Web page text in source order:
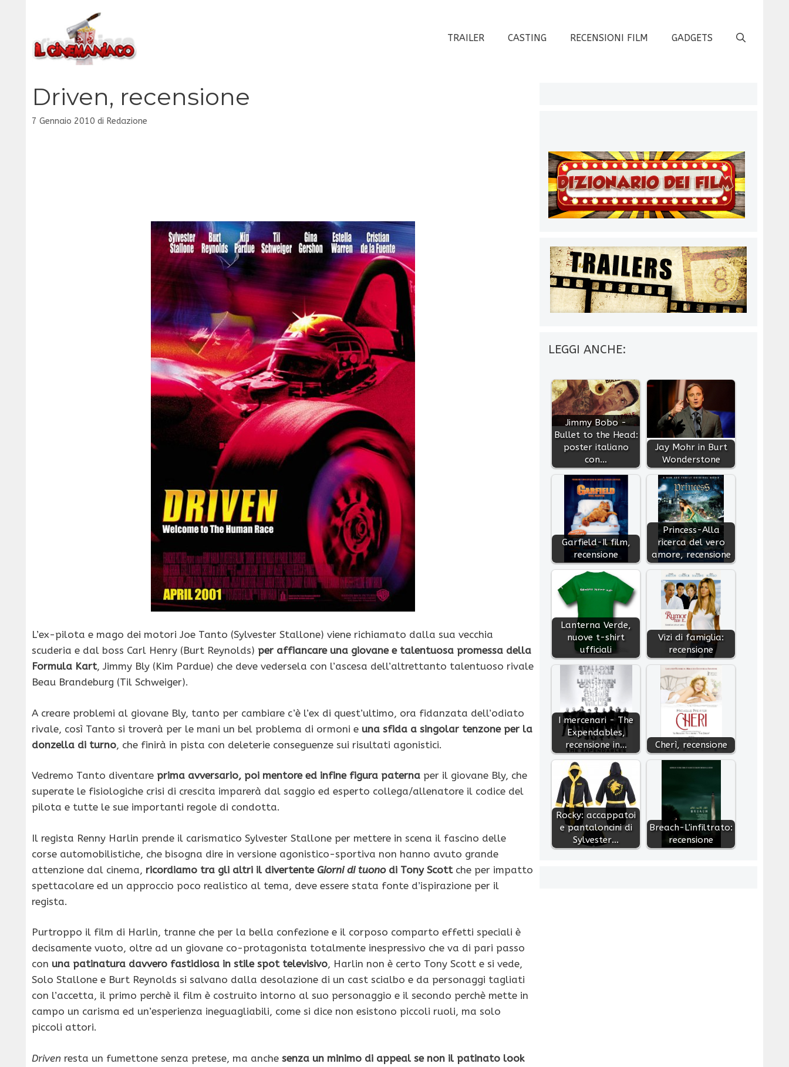
contenuto
TRAILER CASTING RECENSIONI FILM GADGETS
Driven, recensione
7 Gennaio 2010 di Redazione
L’ex-pilota e mago dei motori Joe Tanto (Sylvester Stallone) viene richiamato dalla sua vecchia
scuderia e dal boss Carl Henry (Burt Reynolds) per affiancare una giovane e talentuosa promessa della
Formula Kart, Jimmy Bly (Kim Pardue) che deve vedersela con l’ascesa dell’altrettanto talentuoso rivale
Beau Brandeburg (Til Schweiger).
A creare problemi al giovane Bly, tanto per cambiare c’è l’ex di quest’ultimo, ora fidanzata dell’odiato
rivale, così Tanto si troverà per le mani un bel problema di ormoni e una sfida a singolar tenzone per la
donzella di turno, che finirà in pista con deleterie conseguenze sui risultati agonistici.
Vedremo Tanto diventare prima avversario, poi mentore ed infine figura paterna per il giovane Bly, che
superate le fisiologiche crisi di crescita imparerà dal saggio ed esperto collega/allenatore il codice del
pilota e tutte le sue importanti regole di condotta.
Il regista Renny Harlin prende il carismatico Sylvester Stallone per mettere in scena il fascino delle
corse automobilistiche, che bisogna dire in versione agonistico-sportiva non hanno avuto grande
attenzione dal cinema, ricordiamo tra gli altri il divertente Giorni di tuonodi Tony Scottche per impatto
spettacolare ed un approccio poco realistico al tema, deve essere stata fonte d’ispirazione per il
regista.
Purtroppo il film di Harlin, tranne che per la bella confezione e il corposo comparto effetti speciali è
decisamente vuoto, oltre ad un giovane co-protagonista totalmente inespressivo che va di pari passo
con una patinatura davvero fastidiosa in stile spot televisivo, Harlin non è certo Tony Scott e si vede,
Solo Stallone e Burt Reynolds si salvano dalla desolazione di un cast scialbo e da personaggi tagliati
con l’accetta, il primo perchè il film è costruito intorno al suo personaggio e il secondo perchè mette in
campo un carisma ed un’esperienza ineguagliabili, come si dice non esistono piccoli ruoli, ma solo
piccoli attori.
Driven resta un fumettone senza pretese, ma anche senza un minimo di appeal se non il patinato look
LEGGI ANCHE:
Jimmy Bobo -
Bullet to the Head:
poster italiano
con…
Jay Mohr in Burt
Wonderstone
Garfield-Il film,
recensione
Princess-Alla
ricerca del vero
amore, recensione
Lanterna Verde,
nuove t-shirt
ufficiali
Vizi di famiglia:
recensione
I mercenari - The
Expendables,
recensione in…
Cherì, recensione
Rocky: accappatoi
e pantaloncini di
Sylvester…
Breach-L'infiltrato:
recensione